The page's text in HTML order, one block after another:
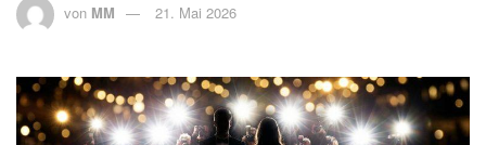
von MM 21. Mai 2026